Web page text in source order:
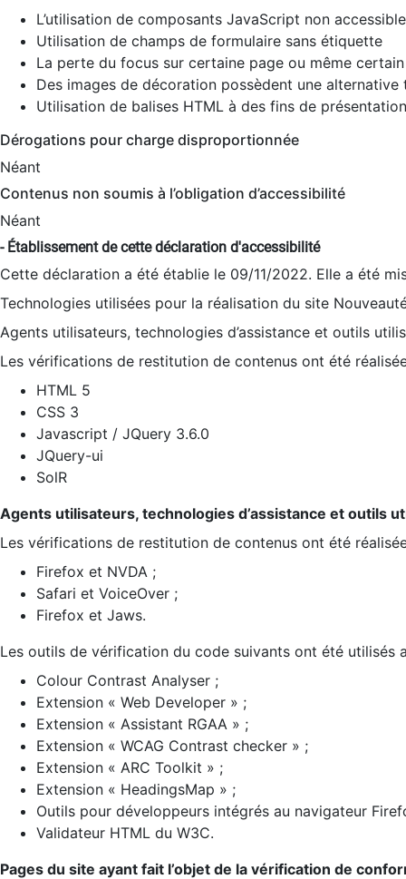
L’utilisation de composants JavaScript non
Utilisation de champs de formulaire sans étiquette
La perte du focus sur certaine page ou même
Des images de décoration possèdent une alternative
Utilisation de balises HTML à des fins de
Dérogations pour charge disproportionnée
Néant
Contenus non soumis à l’obligation d’accessibilité
Néant
- Établissement de cette déclaration d'accessibilité
Cette déclaration a été établie le 09/11/2022. Elle a été
Technologies utilisées pour la réalisation du site
Agents utilisateurs, technologies d’assistance et outils
Les vérifications de restitution de contenus ont été
HTML 5
CSS 3
Javascript / JQuery 3.6.0
JQuery-ui
SolR
Agents utilisateurs, technologies d’assistance et outils
Les vérifications de restitution de contenus ont été
Firefox et NVDA ;
Safari et VoiceOver ;
Firefox et Jaws.
Les outils de vérification du code suivants ont été utilisés
Colour Contrast Analyser ;
Extension « Web Developer » ;
Extension « Assistant RGAA » ;
Extension « WCAG Contrast checker » ;
Extension « ARC Toolkit » ;
Extension « HeadingsMap » ;
Outils pour développeurs intégrés au navigateur
Validateur HTML du W3C.
Pages du site ayant fait l’objet de la vérification de